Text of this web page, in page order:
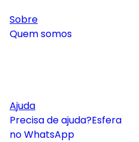
Sobre
Quem somos
Ajuda
Precisa de ajuda?Esfera
no WhatsApp